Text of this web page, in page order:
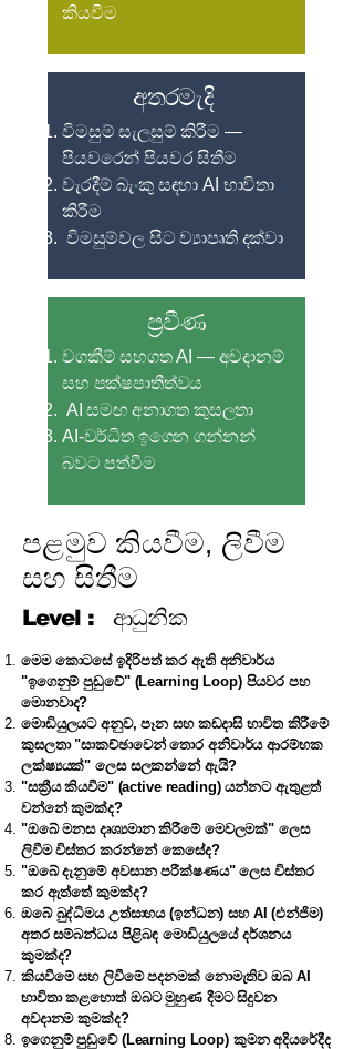
කියවීම
අතරමැදි
විමසුම් සැලසුම් කිරීම —
පියවරෙන් පියවර සිතීම
වැරදීම් බැංකු සඳහා AI භාවිතා
කිරීම
විමසුම්වල සිට ව්‍යාපෘති දක්වා
ප්‍රවීණ
වගකීම් සහගත AI — අවදානම්
සහ පක්ෂපාතීත්වය
AI සමඟ අනාගත කුසලතා
AI-වර්ධිත ඉගෙන ගන්නන්
බවට පත්වීම
පළමුව කියවීම, ලිවීම
සහ සිතීම
Level : ආධුනික
මෙම කොටසේ ඉදිරිපත් කර ඇති අනිවාර්ය
"ඉගෙනුම් පුඩුවේ" (Learning Loop) පියවර පහ
මොනවාද?
මොඩියුලයට අනුව, පෑන සහ කඩදාසි භාවිත කිරීමේ
කුසලතා "සාකච්ඡාවෙන් තොර අනිවාර්ය ආරම්භක
ලක්ෂ්‍යයක්" ලෙස සලකන්නේ ඇයි?
"සක්‍රීය කියවීම" (active reading) යන්නට ඇතුළත්
වන්නේ කුමක්ද?
"ඔබේ මනස දෘශ්‍යමාන කිරීමේ මෙවලමක්" ලෙස
ලිවීම විස්තර කරන්නේ කෙසේද?
"ඔබේ දැනුමේ අවසාන පරීක්ෂණය" ලෙස විස්තර
කර ඇත්තේ කුමක්ද?
ඔබේ බුද්ධිමය උත්සාහය (ඉන්ධන) සහ AI (එන්ජිම)
අතර සම්බන්ධය පිළිබඳ මොඩියුලයේ දර්ශනය
කුමක්ද?
කියවීමේ සහ ලිවීමේ පදනමක් නොමැතිව ඔබ AI
භාවිතා කළහොත් ඔබට මුහුණ දීමට සිදුවන
අවදානම කුමක්ද?
ඉගෙනුම් පුඩුවේ (Learning Loop) කුමන අදියරේදීද